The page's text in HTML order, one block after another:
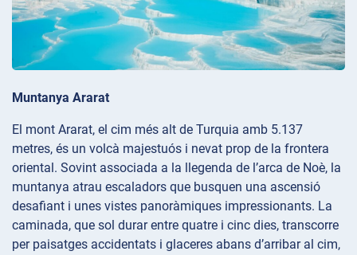
Muntanya Ararat
El mont Ararat, el cim més alt de Turquia amb 5.137
metres, és un volcà majestuós i nevat prop de la frontera
oriental. Sovint associada a la llegenda de l’arca de Noè, la
muntanya atrau escaladors que busquen una ascensió
desafiant i unes vistes panoràmiques impressionants. La
caminada, que sol durar entre quatre i cinc dies, transcorre
per paisatges accidentats i glaceres abans d’arribar al cim,